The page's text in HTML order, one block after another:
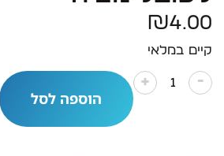
₪4.00
קיים במלאי
-
+
הוספה לסל